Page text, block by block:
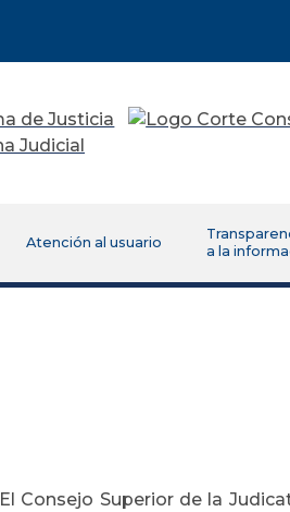
Atención al usuario
a la
El Consejo Superior de la